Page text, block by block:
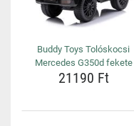
Buddy Toys Tolóskocsi
Mercedes G350d fekete
21190 Ft